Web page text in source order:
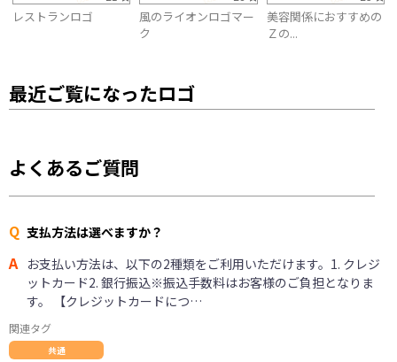
レストランロゴ
風のライオンロゴマー
ク
美容関係におすすめの
Ｚの...
最近ご覧になったロゴ
よくあるご質問
Q 支払方法は選べますか？
A お支払い方法は、以下の2種類をご利用いただけます。1. クレジ
ットカード2. 銀行振込※振込手数料はお客様のご負担となりま
す。 【クレジットカードにつ…
関連タグ
共通